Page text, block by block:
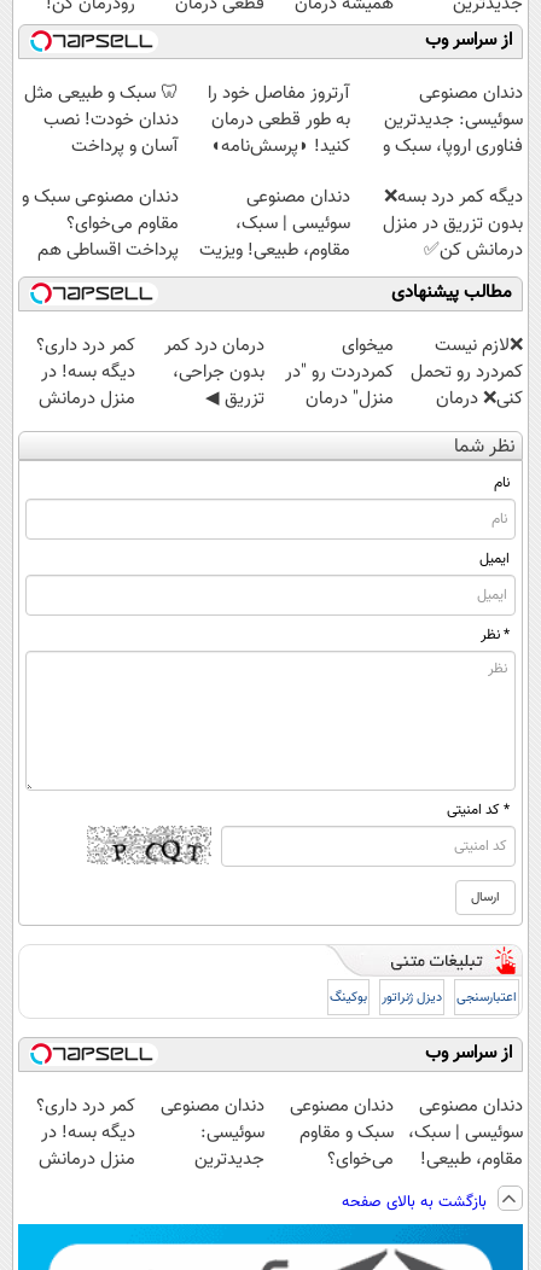
فناوری اروپا،
سبک و مقاوم |
پرداخت قسطی
کن!
◗پرسش‌نامه◖
کنید!
◗پرسش‌نامه◖
(تکنولوژی آلمان)
◂پرسشنامه▸
از سراسر وب
دندان مصنوعی
سوئیسی: جدیدترین
فناوری اروپا، سبک و
قسطی
آرتروز مفاصل خود را
به طور قطعی درمان
کنید! ◗پرسش‌نامه◖
🦷 سبک و طبیعی مثل
دندان خودت! نصب
آسان و پرداخت
دیگه کمر درد بسه❌
بدون تزریق در منزل
درمانش کن✅
◀پرسش‌نامه پر کن▶
دندان مصنوعی
سوئیسی | سبک،
مقاوم، طبیعی! ویزیت
رایگان+پرداخت
اقساطی😍
دندان مصنوعی سبک و
مقاوم می‌خوای؟
پرداخت اقساطی هم
داریم!😍 | 📍تهران
مطالب پیشنهادی
❌لازم نیست
کمردرد رو تحمل
کنی❌ درمان
بدون جراحی و
قرص
(پرسشنامه)
میخوای
کمردردت رو "در
منزل" درمان
کنی؟ (◂فیلم +
◂پرسش‌نامه)
درمان درد کمر
بدون جراحی،
تزریق ◀
پرسش‌نامه رو پر
کن ▶
کمر درد داری؟
دیگه بسه! در
منزل درمانش
کن
(◀پرسش‌نامه)
نظر شما
نام
ایمیل
* نظر
* کد امنیتی
اعتبارسنجی دیزل ژنراتور بوکینگ
از سراسر وب
دندان مصنوعی
سوئیسی | سبک،
مقاوم، طبیعی!
ویزیت
رایگان+پرداخت
اقساطی😍
دندان مصنوعی
سبک و مقاوم
می‌خوای؟
هم داریم!😍 |
📍تهران
دندان مصنوعی
سوئیسی:
جدیدترین
پرداخت قسطی
کمر درد داری؟
دیگه بسه! در
منزل درمانش
بازگشت به بالای صفحه